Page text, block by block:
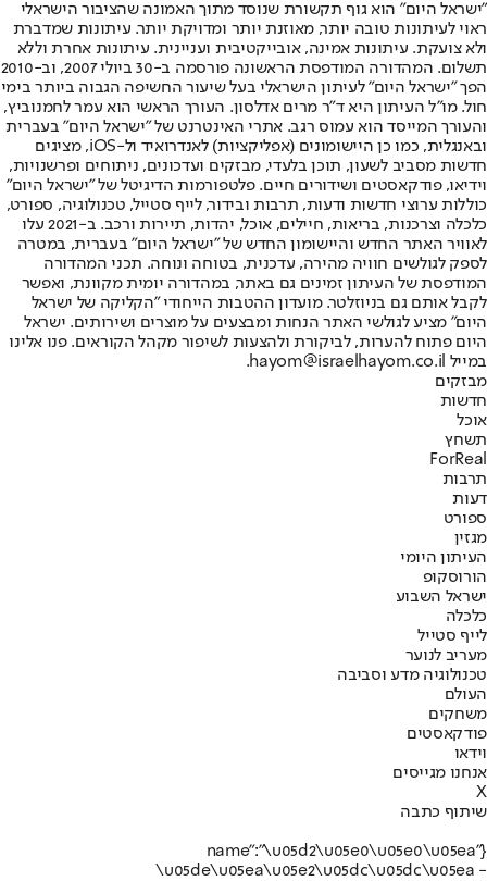
"ישראל היום" הוא גוף תקשורת שנוסד מתוך האמונה שהציבור הישראלי
ראוי לעיתונות טובה יותר, מאוזנת יותר ומדויקת יותר. עיתונות שמדברת
ולא צועקת. עיתונות אמינה, אובייקטיבית ועניינית. עיתונות אחרת וללא
תשלום. המהדורה המודפסת הראשונה פורסמה ב-30 ביולי 2007, וב-2010
הפך "ישראל היום" לעיתון הישראלי בעל שיעור החשיפה הגבוה ביותר בימי
חול. מו"ל העיתון היא ד"ר מרים אדלסון. העורך הראשי הוא עמר לחמנוביץ,
והעורך המייסד הוא עמוס רגב. אתרי האינטרנט של "ישראל היום" בעברית
ובאנגלית, כמו כן היישומונים (אפליקציות) לאנדרואיד ול-iOS, מציגים
חדשות מסביב לשעון, תוכן בלעדי, מבזקים ועדכונים, ניתוחים ופרשנויות,
וידיאו, פודקאסטים ושידורים חיים. פלטפורמות הדיגיטל של "ישראל היום"
כוללות ערוצי חדשות ודעות, תרבות ובידור, לייף סטייל, טכנולוגיה, ספורט,
כלכלה וצרכנות, בריאות, חיילים, אוכל, יהדות, תיירות ורכב. ב-2021 עלו
לאוויר האתר החדש והיישומון החדש של "ישראל היום" בעברית, במטרה
לספק לגולשים חוויה מהירה, עדכנית, בטוחה ונוחה. תכני המהדורה
המודפסת של העיתון זמינים גם באתר, במהדורה יומית מקוונת, ואפשר
לקבל אותם גם בניוזלטר. מועדון ההטבות הייחודי "הקליקה של ישראל
היום" מציע לגולשי האתר הנחות ומבצעים על מוצרים ושירותים. ישראל
היום פתוח להערות, לביקורת ולהצעות לשיפור מקהל הקוראים. פנו אלינו
במייל hayom@israelhayom.co.il.
מבזקים
חדשות
אוכל
תשחץ
ForReal
תרבות
דעות
ספורט
מגזין
העיתון היומי
הורוסקופ
ישראל השבוע
כלכלה
לייף סטייל
מעריב לנוער
טכנולוגיה מדע וסביבה
העולם
משחקים
פודקאסטים
וידאו
אנחנו מגייסים
X
שיתוף כתבה
{"name":"\u05d2\u05e0\u05e0\u05ea
\u05de\u05ea\u05e2\u05dc\u05dc\u05ea -